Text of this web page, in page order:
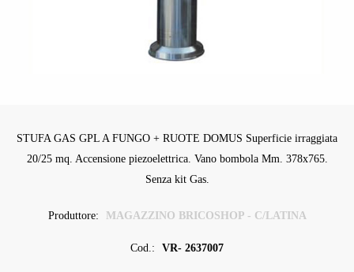
STUFA GAS GPL A FUNGO + RUOTE DOMUS Superficie irraggiata
20/25 mq. Accensione piezoelettrica. Vano bombola Mm. 378x765.
Senza kit Gas.
Produttore: MAGAZZINO BRICOSHOP - C/LATINA
Cod.: VR- 2637007